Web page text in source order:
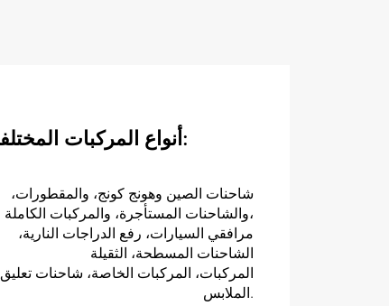
أنواع المركبات المختلفة:
شاحنات الصين وهونج كونج، والمقطورات،
والشاحنات المستأجرة، والمركبات الكاملة،
مرافقي السيارات، رفع الدراجات النارية،
الشاحنات المسطحة، الثقيلة
المركبات، المركبات الخاصة، شاحنات تعليق
الملابس.